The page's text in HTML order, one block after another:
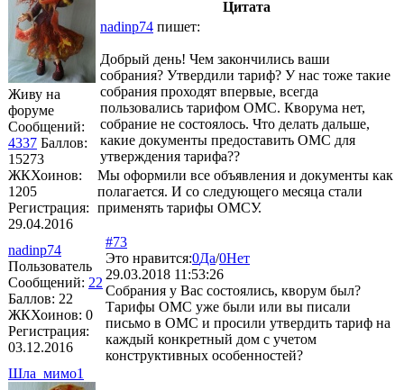
Живу на
форуме
Сообщений:
4337 Баллов:
15273
ЖКХоинов:
1205
Регистрация:
29.04.2016
Цитата
nadinp74 пишет:
Добрый день! Чем закончились ваши
собрания? Утвердили тариф? У нас тоже такие
собрания проходят впервые, всегда
пользовались тарифом ОМС. Кворума нет,
собрание не состоялось. Что делать дальше,
какие документы предоставить ОМС для
утверждения тарифа??
Мы оформили все объявления и документы как
полагается. И со следующего месяца стали
применять тарифы ОМСУ.
nadinp74
Пользователь
Сообщений: 22
Баллов: 22
ЖКХоинов: 0
Регистрация:
03.12.2016
#73
Это нравится:0Да/0Нет
29.03.2018 11:53:26
Собрания у Вас состоялись, кворум был?
Тарифы ОМС уже были или вы писали
письмо в ОМС и просили утвердить тариф на
каждый конкретный дом с учетом
конструктивных особенностей?
Шла_мимо1